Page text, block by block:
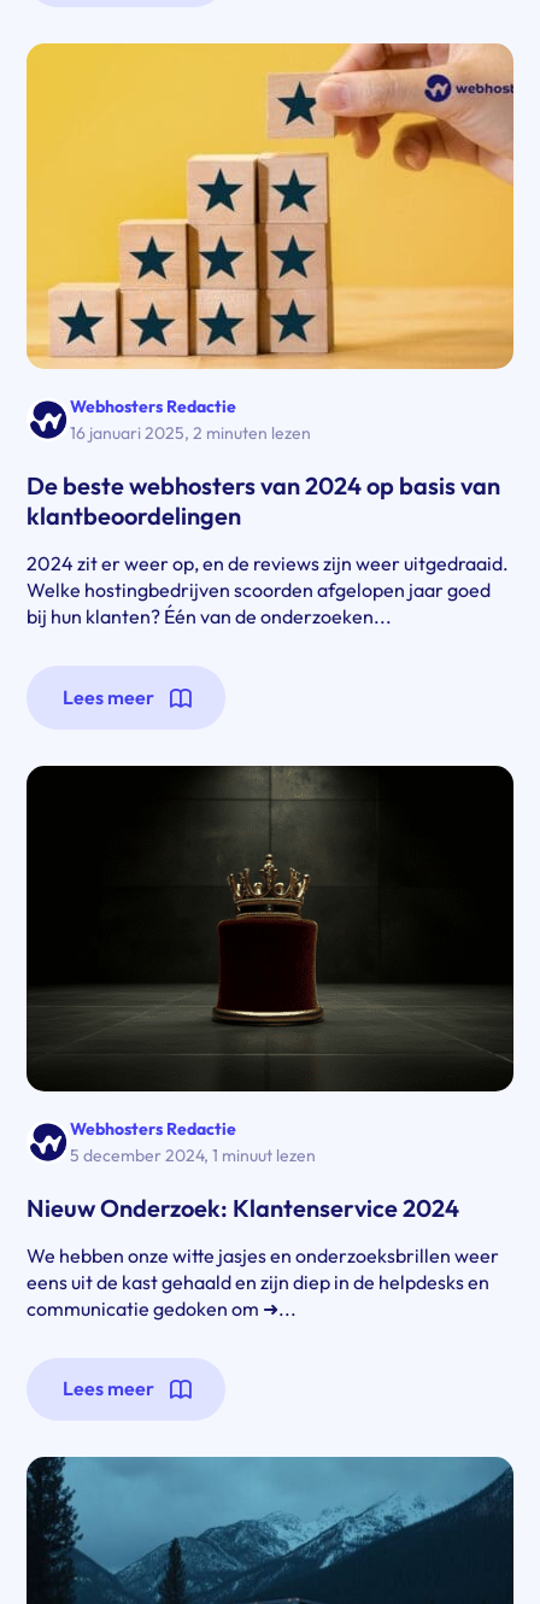
Webhosters Redactie
16 januari 2025,2 minuten lezen
De beste webhosters van 2024 op basis van
klantbeoordelingen
2024 zit er weer op, en de reviews zijn weer uitgedraaid.
Welke hostingbedrijven scoorden afgelopen jaar goed
bij hun klanten? Één van de onderzoeken...
Lees meer
Webhosters Redactie
5 december 2024,1 minuut lezen
Nieuw Onderzoek: Klantenservice 2024
We hebben onze witte jasjes en onderzoeksbrillen weer
eens uit de kast gehaald en zijn diep in de helpdesks en
communicatie gedoken om ➜...
Lees meer